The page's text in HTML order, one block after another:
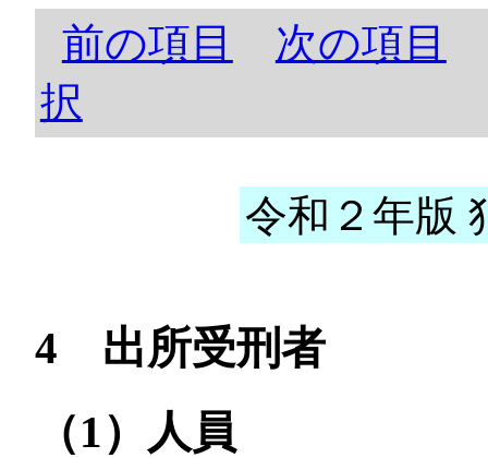
前の項目
次の項目
択
令和２年版
4 出所受刑者
（1）人員